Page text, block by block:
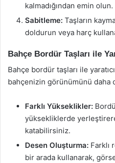
kalmadığından emin olun.
Sabitleme: Taşların
doldurun veya harç
Bahçe Bordür Taşları ile
Bahçe bordür taşları ile
bahçenizin görünümünü
Farklı Yükseklikler:
yüksekliklerde
katabilirsiniz.
Desen Oluşturma: Farklı
bir arada kullanarak,